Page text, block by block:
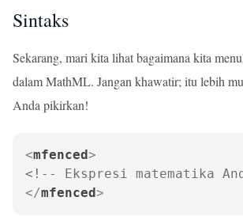
Sintaks
Sekarang, mari kita lihat bagaimana kita
dalam MathML. Jangan khawatir; itu lebih
Anda pikirkan!
<mfenced>
<!-- Ekspresi matematika
</mfenced>